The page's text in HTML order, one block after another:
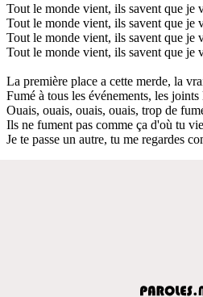
Tout le monde vient, ils savent que je
Tout le monde vient, ils savent que je
Tout le monde vient, ils savent que je
Tout le monde vient, ils savent que je
La première place a cette merde, la
Fumé à tous les événements, les
Ouais, ouais, ouais, ouais, trop de
Ils ne fument pas comme ça d'où tu
Je te passe un autre, tu me regardes